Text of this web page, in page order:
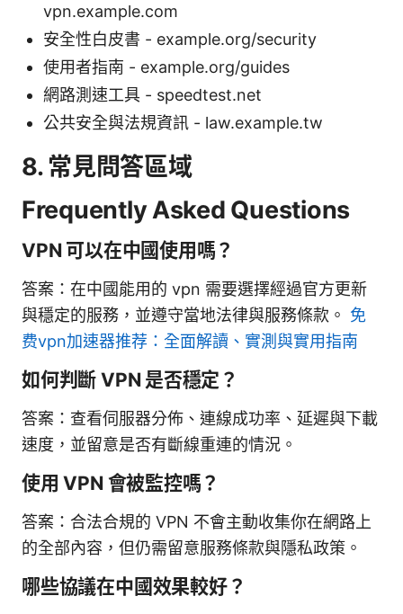
vpn.example.com
安全性白皮書 - example.org/security
使用者指南 - example.org/guides
網路測速工具 - speedtest.net
公共安全與法規資訊 - law.example.tw
8. 常見問答區域
Frequently Asked Questions
VPN 可以在中國使用嗎？
答案：在中國能用的 vpn 需要選擇經過官方更新
與穩定的服務，並遵守當地法律與服務條款。 免
费vpn加速器推荐：全面解讀、實測與實用指南
如何判斷 VPN 是否穩定？
答案：查看伺服器分佈、連線成功率、延遲與下載
速度，並留意是否有斷線重連的情況。
使用 VPN 會被監控嗎？
答案：合法合規的 VPN 不會主動收集你在網路上
的全部內容，但仍需留意服務條款與隱私政策。
哪些協議在中國效果較好？